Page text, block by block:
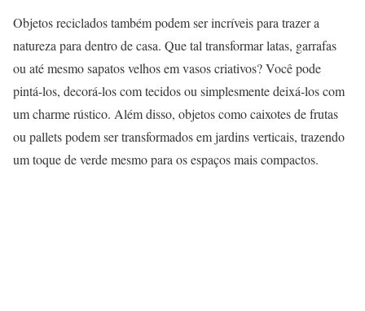
Objetos reciclados também podem ser incríveis para trazer a
natureza para dentro de casa. Que tal transformar latas, garrafas
ou até mesmo sapatos velhos em vasos criativos? Você pode
pintá-los, decorá-los com tecidos ou simplesmente deixá-los com
um charme rústico. Além disso, objetos como caixotes de frutas
ou pallets podem ser transformados em jardins verticais, trazendo
um toque de verde mesmo para os espaços mais compactos.